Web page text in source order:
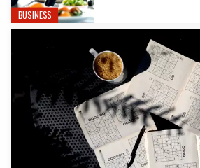
BUSINESS